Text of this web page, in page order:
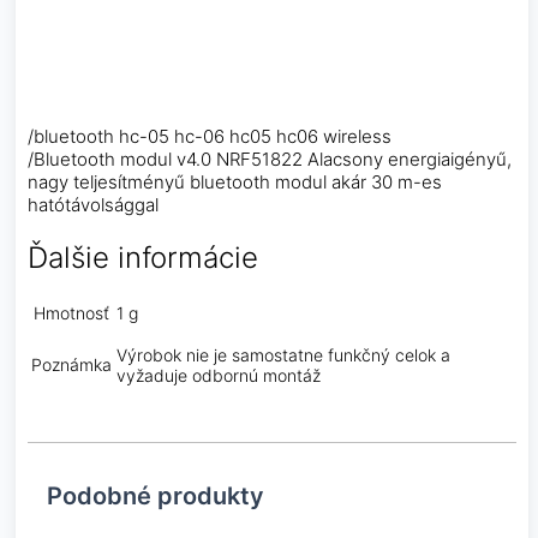
/bluetooth hc-05 hc-06 hc05 hc06 wireless
/Bluetooth modul v4.0 NRF51822 Alacsony energiaigényű,
nagy teljesítményű bluetooth modul akár 30 m-es
hatótávolsággal
Ďalšie informácie
Hmotnosť 1 g
Poznámka Výrobok nie je samostatne funkčný celok a
vyžaduje odbornú montáž
Podobné produkty